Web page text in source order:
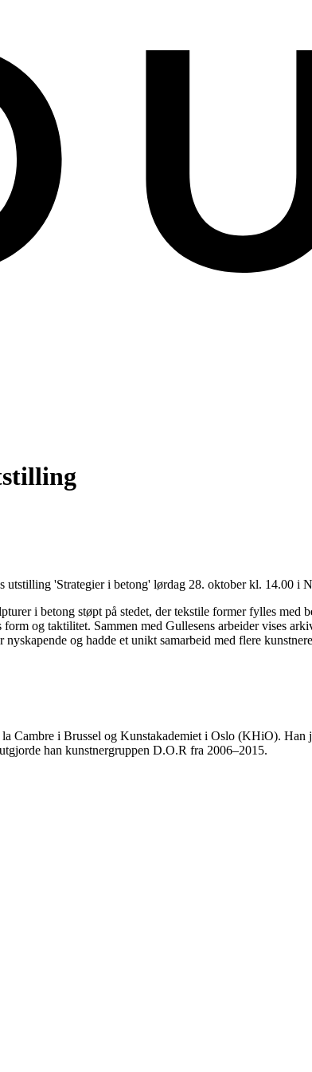
'Strategier i betong' lørdag 28. oktober kl. 14.00 i
i betong støpt på stedet, der tekstile former fylles
og taktilitet. Sammen med Gullesens arbeider vises
og hadde et unikt samarbeid med flere
Cambre i Brussel og Kunstakademiet i Oslo (KHiO).
han kunstnergruppen D.O.R fra 2006–2015.